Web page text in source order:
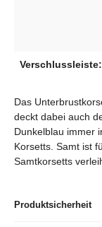
Produktsicherheit
Verschlussleiste:
Das
deckt dabei auch
Dunkelblau immer
Korsetts. Samt ist
Samtkorsetts